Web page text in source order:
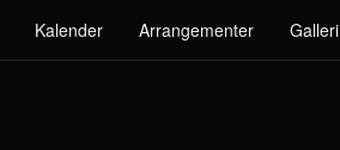
Kalender Arrangementer Galleri